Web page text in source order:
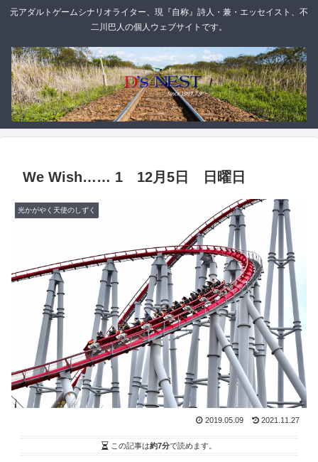
元アダルトゲームシナリオライター、現『自称』詩人・兼・エッセイスト、不
二川巴人の個人ウェブサイトです。
We Wish…… 1 12月5日 日曜日
光かがやく天使のしずく
2019.05.09 2021.11.27
この記事は約7分で読めます。